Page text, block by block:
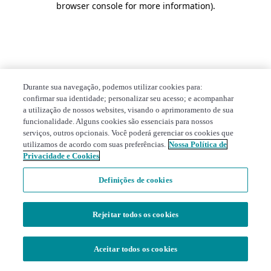
browser console for more information).
Durante sua navegação, podemos utilizar cookies para:
confirmar sua identidade; personalizar seu acesso; e acompanhar
a utilização de nossos websites, visando o aprimoramento de sua
funcionalidade. Alguns cookies são essenciais para nossos
serviços, outros opcionais. Você poderá gerenciar os cookies que
utilizamos de acordo com suas preferências. Nossa Política de
Privacidade e Cookies
Definições de cookies
Rejeitar todos os cookies
Aceitar todos os cookies